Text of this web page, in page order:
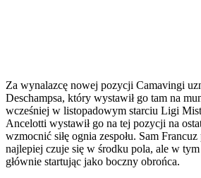
Za wynalazcę nowej pozycji Camavingi
Deschampsa, który wystawił go tam na
wcześniej w listopadowym starciu Ligi
Ancelotti wystawił go na tej pozycji na
wzmocnić siłę ognia zespołu. Sam
najlepiej czuje się w środku pola, ale w tym
głównie startując jako boczny obrońca.